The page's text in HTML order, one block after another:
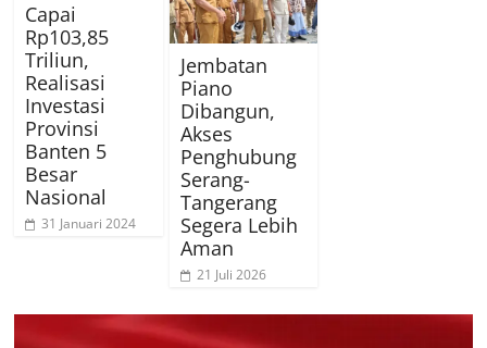
Capai
Rp103,85
Triliun,
Realisasi
Investasi
Provinsi
Banten 5
Besar
Nasional
31 Januari 2024
Jembatan
Piano
Dibangun,
Akses
Penghubung
Serang-
Tangerang
Segera Lebih
Aman
21 Juli 2026